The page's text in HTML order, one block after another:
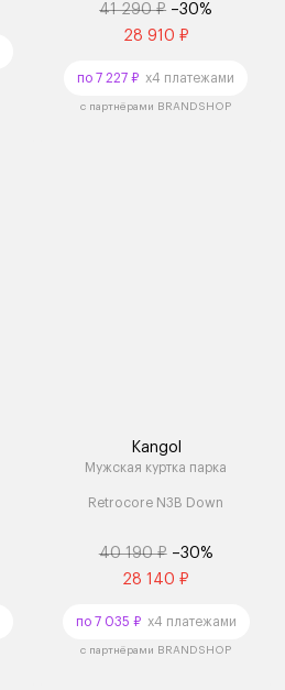
41 290 ₽ –30%
28 910 ₽
по 7 227 ₽ x4 платежами
с партнёрами BRANDSHOP
Kangol
Мужская куртка парка
Retrocore N3B Down
40 190 ₽ –30%
28 140 ₽
по 7 035 ₽x4 платежами
с партнёрами BRANDSHOP